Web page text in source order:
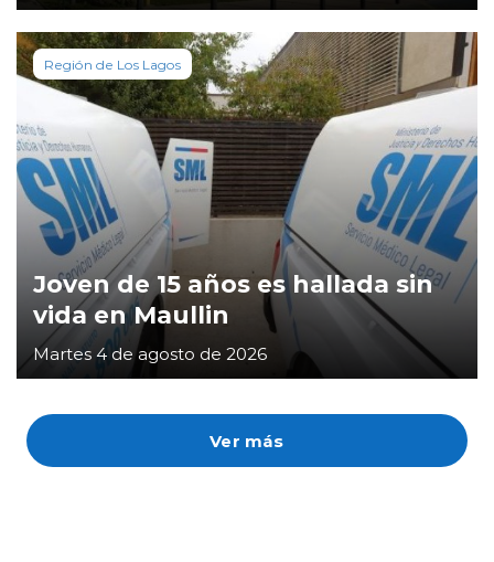
Ver más
Región de Los Lagos
Joven de 15 años es hallada sin
vida en Maullin
Martes 4 de agosto de 2026